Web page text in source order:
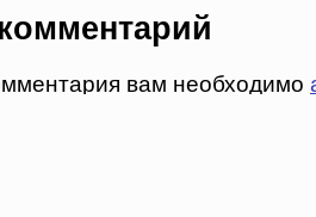
вам необходимо